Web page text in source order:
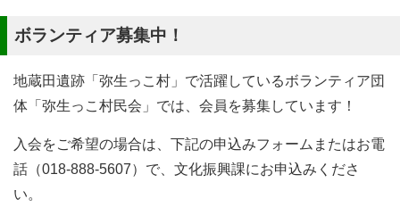
ボランティア募集中！
地蔵田遺跡「弥生っこ村」で活躍しているボランティア団
体「弥生っこ村民会」では、会員を募集しています！
入会をご希望の場合は、下記の申込みフォームまたはお電
話（018-888-5607）で、文化振興課にお申込みくださ
い。